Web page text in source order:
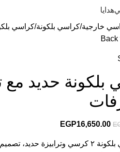
هدايا
خارجية كراسي بلكونة كراسي
Back
حديد مع
EGP16,650.00
طقم كراسي بلكونة ٢ كرسي